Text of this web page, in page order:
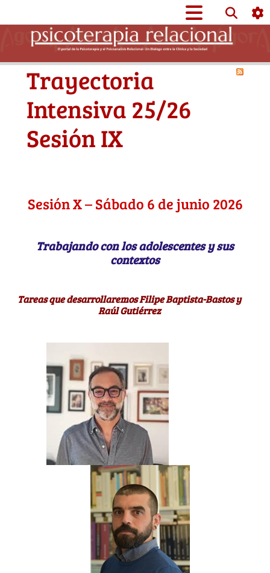
Trayectoria
Intensiva 25/26
Sesión IX
Sesión X – Sábado 6 de junio 2026
Trabajando con los adolescentes y sus
contextos
Tareas que desarrollaremos Filipe Baptista-Bastos y
Raúl Gutiérrez